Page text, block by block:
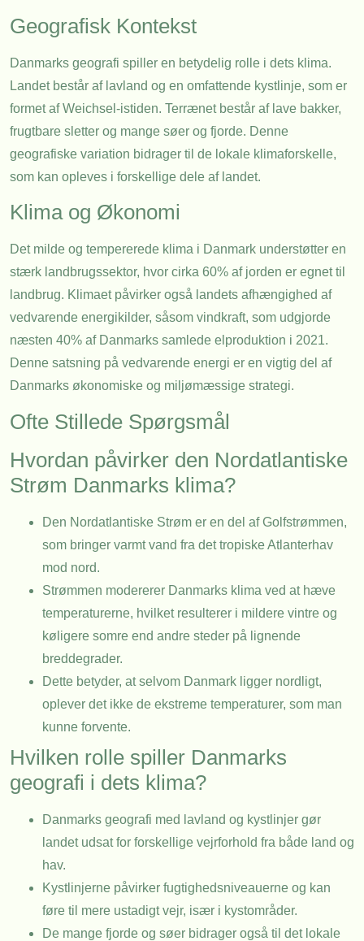
Geografisk Kontekst
Danmarks geografi spiller en betydelig rolle i dets klima.
Landet består af lavland og en omfattende kystlinje, som er
formet af Weichsel-istiden. Terrænet består af lave bakker,
frugtbare sletter og mange søer og fjorde. Denne
geografiske variation bidrager til de lokale klimaforskelle,
som kan opleves i forskellige dele af landet.
Klima og Økonomi
Det milde og tempererede klima i Danmark understøtter en
stærk landbrugssektor, hvor cirka 60% af jorden er egnet til
landbrug. Klimaet påvirker også landets afhængighed af
vedvarende energikilder, såsom vindkraft, som udgjorde
næsten 40% af Danmarks samlede elproduktion i 2021.
Denne satsning på vedvarende energi er en vigtig del af
Danmarks økonomiske og miljømæssige strategi.
Ofte Stillede Spørgsmål
Hvordan påvirker den Nordatlantiske
Strøm Danmarks klima?
Den Nordatlantiske Strøm er en del af Golfstrømmen,
som bringer varmt vand fra det tropiske Atlanterhav
mod nord.
Strømmen modererer Danmarks klima ved at hæve
temperaturerne, hvilket resulterer i mildere vintre og
køligere somre end andre steder på lignende
breddegrader.
Dette betyder, at selvom Danmark ligger nordligt,
oplever det ikke de ekstreme temperaturer, som man
kunne forvente.
Hvilken rolle spiller Danmarks
geografi i dets klima?
Danmarks geografi med lavland og kystlinjer gør
landet udsat for forskellige vejrforhold fra både land og
hav.
Kystlinjerne påvirker fugtighedsniveauerne og kan
føre til mere ustadigt vejr, især i kystområder.
De mange fjorde og søer bidrager også til det lokale